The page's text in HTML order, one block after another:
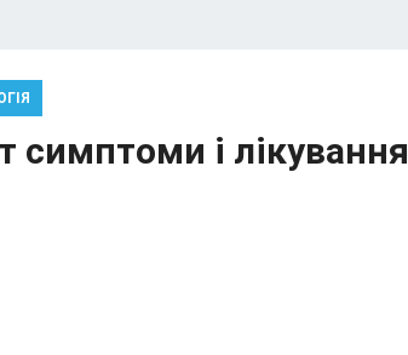
симптоми і лікування